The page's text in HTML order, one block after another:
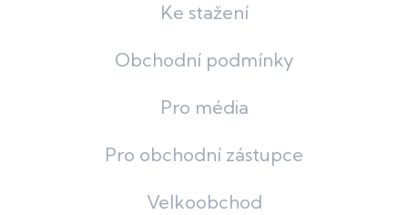
Ke stažení
Obchodní podmínky
Pro média
Pro obchodní zástupce
Velkoobchod